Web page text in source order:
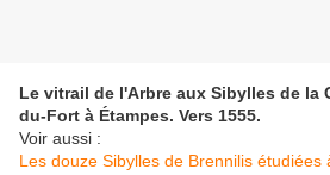
Le vitrail de l'Arbre aux Sibylles de la
du-Fort à Étampes. Vers 1555.
Voir aussi :
Les douze Sibylles de Brennilis